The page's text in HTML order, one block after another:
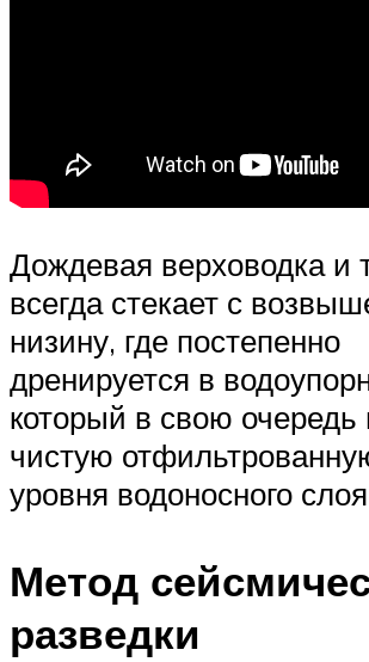
Дождевая верховодка и
всегда стекает с
низину, где постепенно
дренируется в
который в свою очередь
чистую
уровня водоносного
Метод
разведки